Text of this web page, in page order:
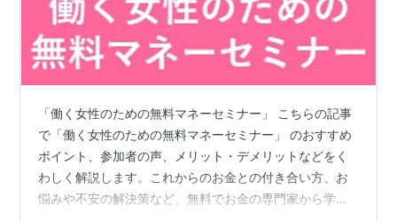
「働く女性のための無料マネーセミナー」 こちらの記事
で「働く女性のための無料マネーセミナー」 のおすすめ
ポイント、参加者の声、メリット・デメリットなどをく
わしく解説します。これからのお金との付き合い方、お
悩みや不安の解決策など、無料でお金の専門家から学ん